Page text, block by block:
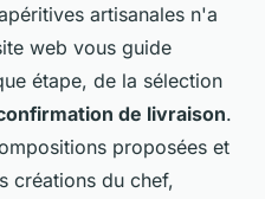
artisanales n'a
web vous guide
étape, de la sélection
de livraison.
proposées et
créations du chef,